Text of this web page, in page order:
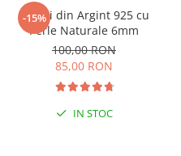
-15%
Cercei din Argint 925 cu
Perle Naturale 6mm
100,00 RON
85,00 RON
IN STOC